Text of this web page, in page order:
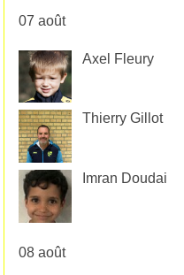
07 août
Axel Fleury
Thierry Gillot
Imran Doudai
08 août